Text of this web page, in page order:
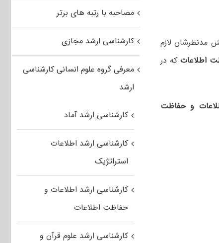
مدنظرشان لازم
اطلاعاتکه در
و حفاظت
مصاحبه با رتبه های برتر
کارشناسی ارشد مجازی
معرفی گروه علوم انسانی کارشناسی
ارشد
کارشناسی ارشد آماد
کارشناسی ارشد اطلاعات
استراتژیک
کارشناسی ارشد اطلاعات و
حفاظت اطلاعات
کارشناسی ارشد علوم قرآن و